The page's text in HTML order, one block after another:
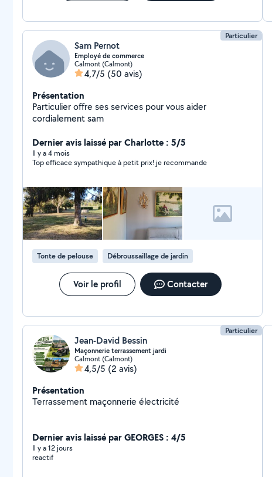
Particulier
Sam Pernot
Employé de commerce
Calmont (Calmont)
4,7/5 (50 avis)
Présentation
Particulier offre ses services pour vous aider
cordialement sam
Dernier avis laissé par Charlotte : 5/5
Il y a 4 mois
Top efficace sympathique à petit prix! je recommande
Tonte de pelouse Débroussaillage de jardin
Voir le profil Contacter
Particulier
Jean-David Bessin
Maçonnerie terrassement jardi
Calmont (Calmont)
4,5/5 (2 avis)
Présentation
Terrassement maçonnerie électricité
Dernier avis laissé par GEORGES : 4/5
Il y a 12 jours
reactif